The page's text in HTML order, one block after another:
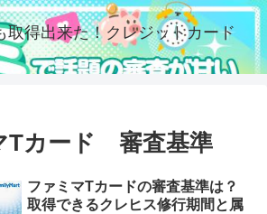
取得出来た！クレジットカード
Tカード 審査基準
ファミマTカードの審査基準は？
取得できるクレヒス修行期間と属